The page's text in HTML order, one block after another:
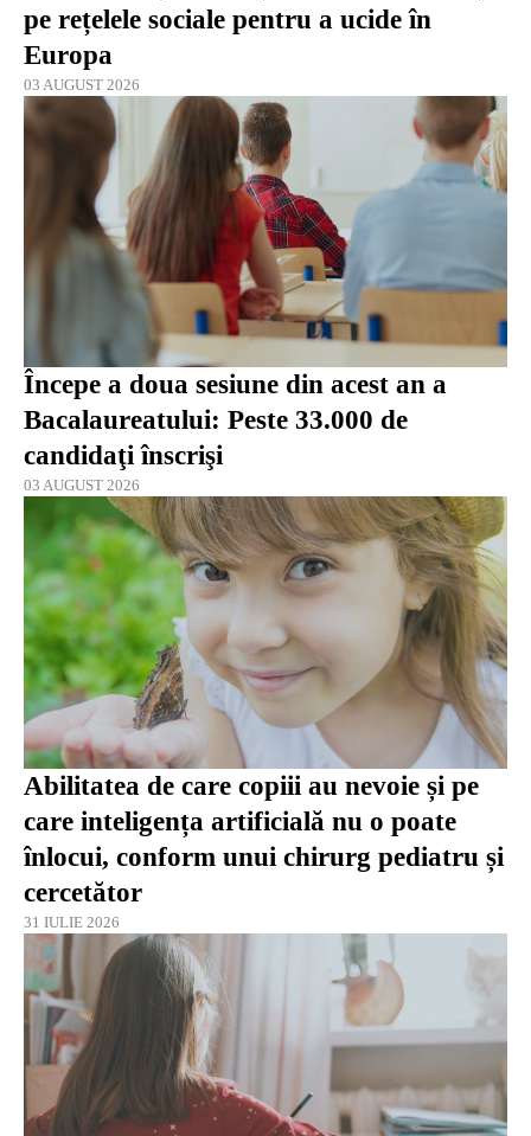
pe rețelele sociale pentru a ucide în
Europa
03 AUGUST 2026
Începe a doua sesiune din acest an a
Bacalaureatului: Peste 33.000 de
candidaţi înscrişi
03 AUGUST 2026
Abilitatea de care copiii au nevoie și pe
care inteligența artificială nu o poate
înlocui, conform unui chirurg pediatru și
cercetător
31 IULIE 2026